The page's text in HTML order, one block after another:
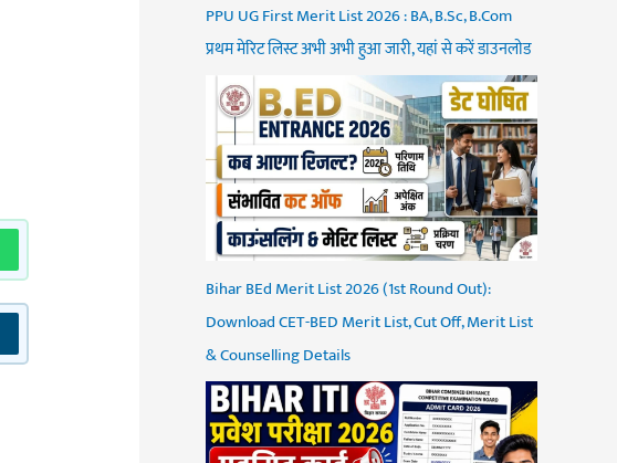
PPU UG First Merit List 2026 : BA, B.Sc, B.Com
प्रथम मेरिट लिस्ट अभी अभी हुआ जारी, यहां से करें डाउनलोड
Bihar BEd Merit List 2026 (1st Round Out):
Download CET-BED Merit List, Cut Off, Merit List
& Counselling Details